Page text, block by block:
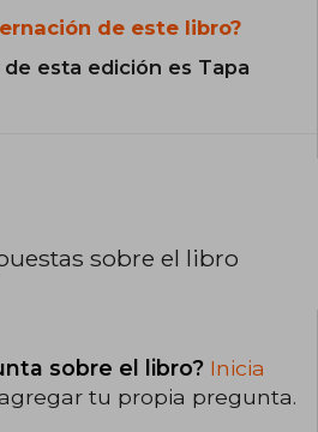
de este libro?
esta edición es Tapa
sobre el libro
sobre el libro? Inicia
tu propia pregunta.